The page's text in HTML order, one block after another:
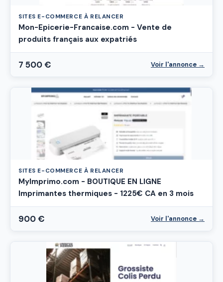
SITES E-COMMERCE À RELANCER
Mon-Epicerie-Francaise.com - Vente de
produits français aux expatriés
7 500 € Voir l'annonce →
SITES E-COMMERCE À RELANCER
MyImprimo.com - BOUTIQUE EN LIGNE
Imprimantes thermiques - 1225€ CA en 3 mois
900 € Voir l'annonce →